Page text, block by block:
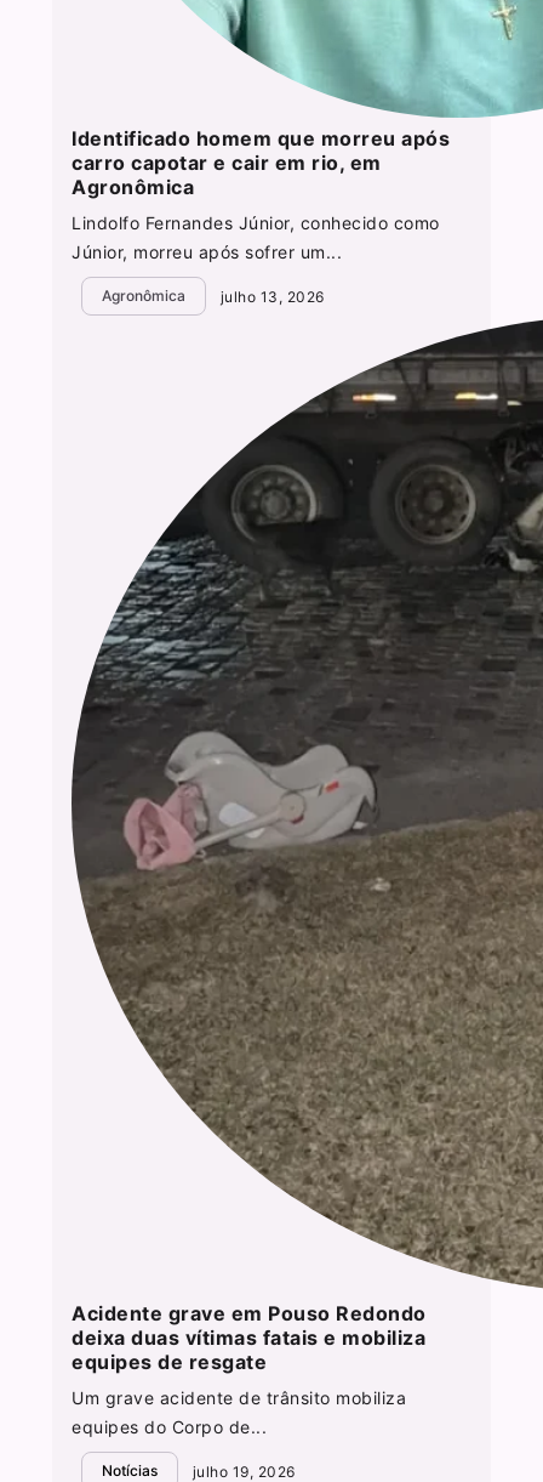
Identificado homem que morreu após
carro capotar e cair em rio, em
Agronômica
Lindolfo Fernandes Júnior, conhecido como
Júnior, morreu após sofrer um...
Agronômica julho 13, 2026
Acidente grave em Pouso Redondo
deixa duas vítimas fatais e mobiliza
equipes de resgate
Um grave acidente de trânsito mobiliza
equipes do Corpo de...
Notícias julho 19, 2026